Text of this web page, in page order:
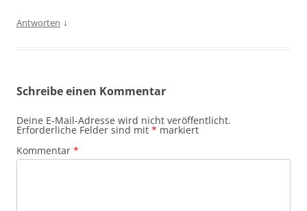
Antworten ↓
Schreibe einen Kommentar
Deine E-Mail-Adresse wird nicht veröffentlicht.
Erforderliche Felder sind mit * markiert
Kommentar *